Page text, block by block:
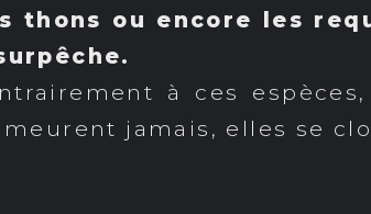
thons ou encore les
à ces
jamais, elles se